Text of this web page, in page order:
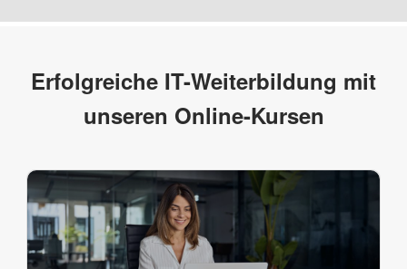
Erfolgreiche IT-Weiterbildung mit
unseren Online-Kursen